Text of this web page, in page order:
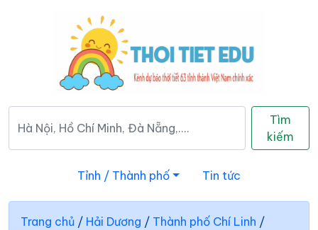
Tìm
kiếm
Tỉnh / Thành phố Tin tức
Trang chủ / Hải Dương / Thành phố Chí Linh /